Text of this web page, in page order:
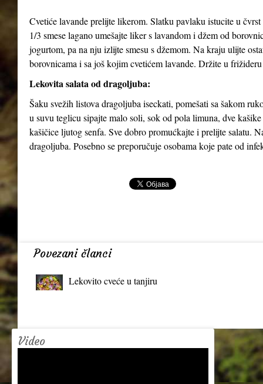
Cvetiće lavande prelijte likerom. Slatku pavlaku istucite u
1/3 smese lagano umešajte liker s lavandom i džem od
jogurtom, pa na nju izlijte smesu s džemom. Na kraju ulijte
borovnicama i sa još kojim cvetićem lavande. Držite u
Lekovita salata od dragoljuba:
Šaku svežih listova dragoljuba iseckati, pomešati sa šakom
u suvu teglicu sipajte malo soli, sok od pola limuna, dve
kašičice ljutog senfa. Sve dobro promućkajte i prelijte salatu.
dragoljuba. Posebno se preporučuje osobama koje pate od
Povezani članci
Lekovito cveće u tanjiru
Video